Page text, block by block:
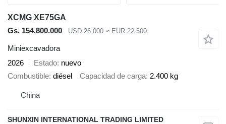
XCMG XE75GA
Gs. 154.800.000
USD 26.000 ≈ EUR 22.500
Miniexcavadora
2026
Estado nuevo
Combustible diésel Capacidad de carga 2.400 kg
China
SHUNXIN INTERNATIONAL TRADING LIMITED